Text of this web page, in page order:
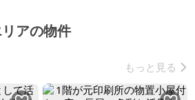
アの物件
もっと見る